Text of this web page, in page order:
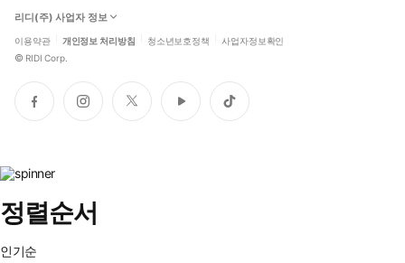
리디(주) 사업자 정보
이용약관 개인정보 처리방침 청소년보호정책 사업자정보확인
© RIDI Corp.
페
이
인
스
트
위
유
튜
틱
톡
정렬순서
인기순